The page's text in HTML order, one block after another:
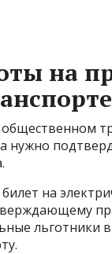
на
нужно
на